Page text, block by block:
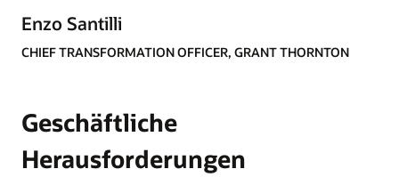
Enzo Santilli
CHIEF TRANSFORMATION OFFICER, GRANT THORNTON
Geschäftliche
Herausforderungen